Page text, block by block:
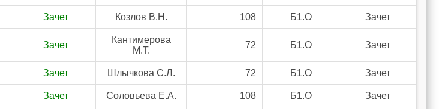
Зачет Козлов В.Н. 108 Б1.О Зачет
Зачет
Кантимерова
М.Т.
72 Б1.О Зачет
Зачет Шлычкова С.Л. 72 Б1.О Зачет
Зачет Соловьева Е.А. 108 Б1.О Зачет